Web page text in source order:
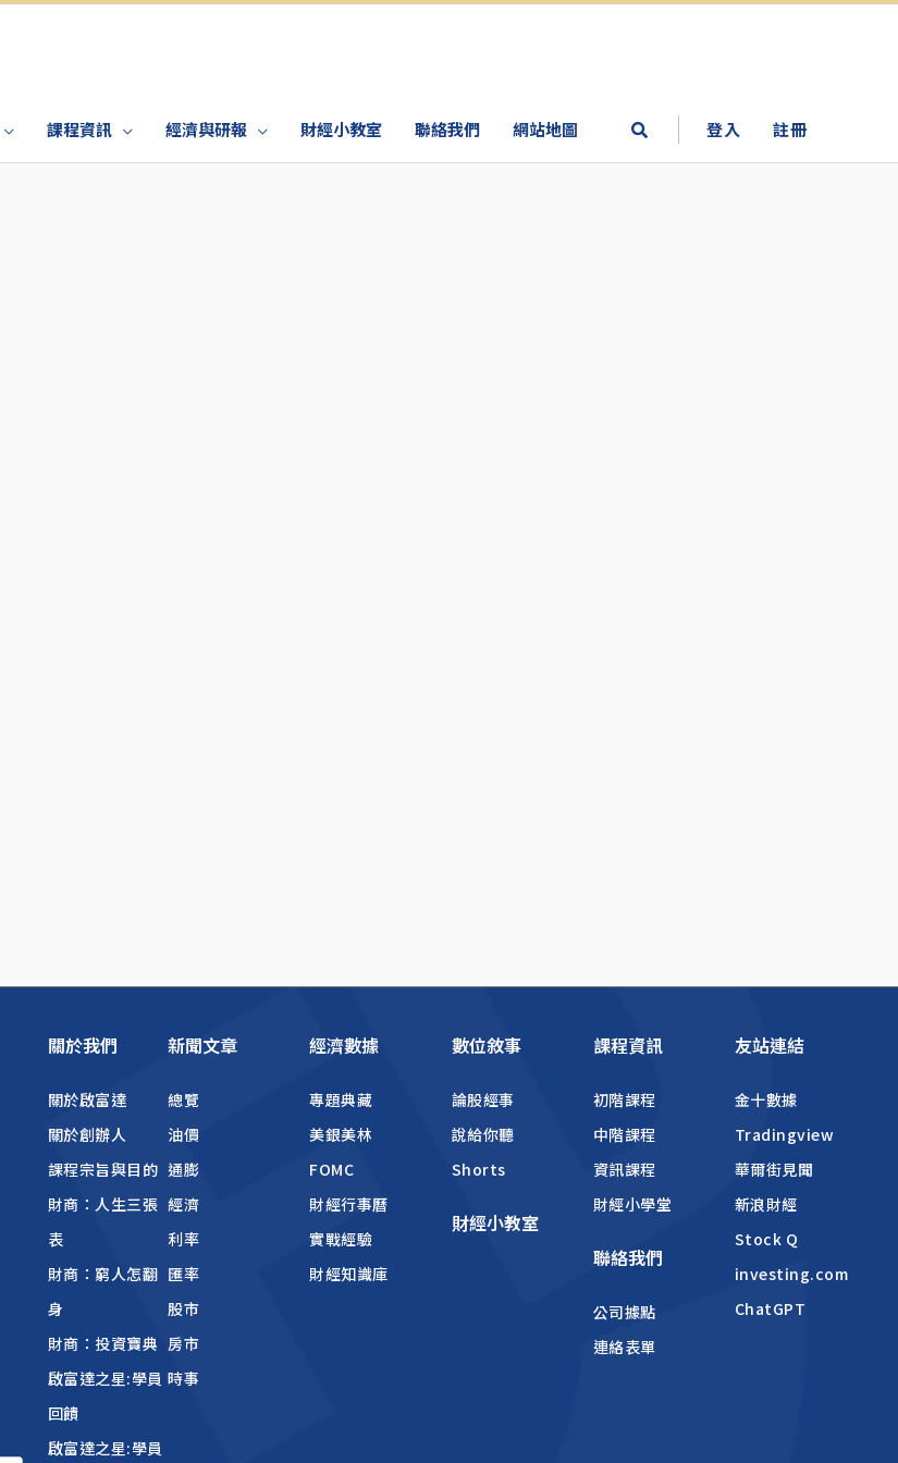
課程資訊 經濟與研報 財經小教室 聯絡我們 網站地圖 登入 註冊
關於我們
關於啟富達
關於創辦人
課程宗旨與目的
財商：人生三張
表
財商：窮人怎翻
身
財商：投資寶典
啟富達之星:學員
回饋
啟富達之星:學員
新聞文章
總覽
油價
通膨
經濟
利率
匯率
股市
房市
時事
經濟數據
專題典藏
美銀美林
FOMC
財經行事曆
實戰經驗
財經知識庫
數位敘事
論股經事
說給你聽
Shorts
財經小教室
課程資訊
初階課程
中階課程
資訊課程
財經小學堂
聯絡我們
公司據點
連絡表單
友站連結
金十數據
Tradingview
華爾街見聞
新浪財經
Stock Q
investing.com
ChatGPT